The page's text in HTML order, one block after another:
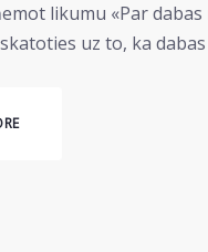
likumu «Par
uz to, ka